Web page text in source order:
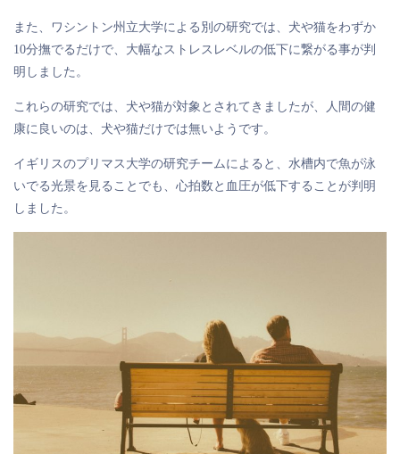
また、ワシントン州立大学による別の研究では、犬や猫をわずか
10分撫でるだけで、大幅なストレスレベルの低下に繋がる事が判
明しました。
これらの研究では、犬や猫が対象とされてきましたが、人間の健
康に良いのは、犬や猫だけでは無いようです。
イギリスのプリマス大学の研究チームによると、水槽内で魚が泳
いでる光景を見ることでも、心拍数と血圧が低下することが判明
しました。